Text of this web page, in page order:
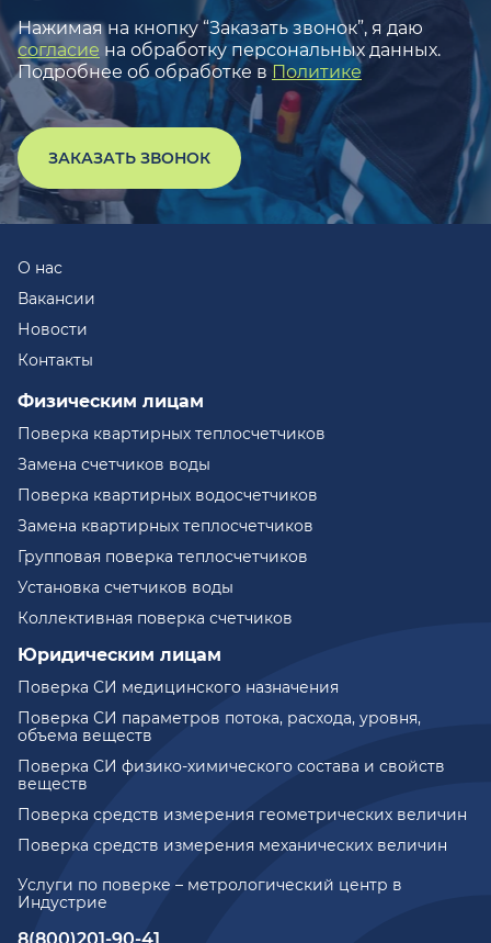
Нажимая на кнопку “Заказать звонок”, я даю
согласие на обработку персональных данных.
Подробнее об обработке в Политике
ЗАКАЗАТЬ ЗВОНОК
Услуги по поверке – метрологический центр в
Индустрие
О нас
Вакансии
Новости
Контакты
Физическим лицам
Поверка квартирных теплосчетчиков
Замена счетчиков воды
Поверка квартирных водосчетчиков
Замена квартирных теплосчетчиков
Групповая поверка теплосчетчиков
Установка счетчиков воды
Коллективная поверка счетчиков
Юридическим лицам
Поверка СИ медицинского назначения
Поверка СИ параметров потока, расхода, уровня,
объема веществ
Поверка СИ физико-химического состава и свойств
веществ
Поверка средств измерения геометрических величин
Поверка средств измерения механических величин